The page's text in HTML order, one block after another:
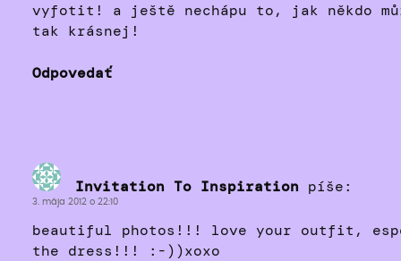
vyfotit! a ještě nechápu to, jak někdo
tak krásnej!
Odpovedať
Invitation To Inspiration píše:
3. mája 2012 o 22:10
beautiful photos!!! love your outfit,
the dress!!! :-))xoxo